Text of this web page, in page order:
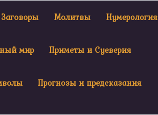
Заговоры Молитвы Нумерология
мир Приметы и Суеверия
Прогнозы и предсказания